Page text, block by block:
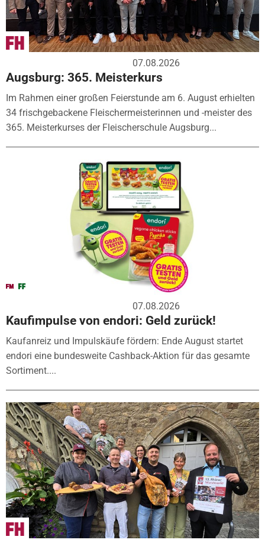
07.08.2026
Augsburg: 365. Meisterkurs
Im Rahmen einer großen Feierstunde am 6. August erhielten
34 frischgebackene Fleischermeisterinnen und -meister des
365. Meisterkurses der Fleischerschule Augsburg...
07.08.2026
Kaufimpulse von endori: Geld zurück!
Kaufanreiz und Impulskäufe fördern: Ende August startet
endori eine bundesweite Cashback-Aktion für das gesamte
Sortiment....